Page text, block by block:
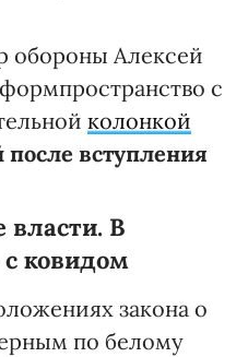
обороны Алексей
с
колонкой
после вступления
В
ковидом
закона о
по белому